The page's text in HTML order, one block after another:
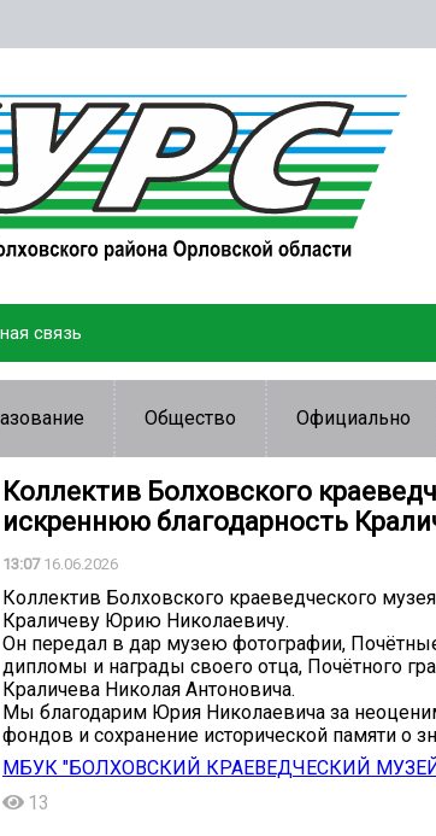
связь
Общество Официально
Коллектив Болховского
искреннюю благодарность
13:0716.06.2026
Коллектив Болховского краеведческого
Краличеву Юрию Николаевичу.
Он передал в дар музею фотографии,
дипломы и награды своего отца, Почётного
Краличева Николая Антоновича.
Мы благодарим Юрия Николаевича за
фондов и сохранение исторической памяти о
МБУК "БОЛХОВСКИЙ КРАЕВЕДЧЕСКИЙ
13